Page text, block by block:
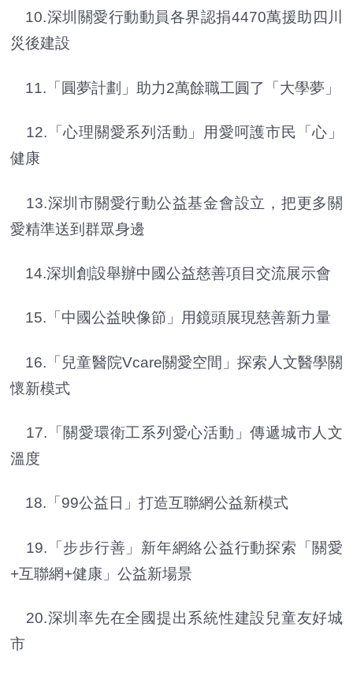
10.深圳關愛行動動員各界認捐4470萬援助四川
災後建設
11.「圓夢計劃」助力2萬餘職工圓了「大學夢」
12.「心理關愛系列活動」用愛呵護市民「心」
健康
13.深圳市關愛行動公益基金會設立，把更多關
愛精準送到群眾身邊
14.深圳創設舉辦中國公益慈善項目交流展示會
15.「中國公益映像節」用鏡頭展現慈善新力量
16.「兒童醫院Vcare關愛空間」探索人文醫學關
懷新模式
17.「關愛環衛工系列愛心活動」傳遞城市人文
溫度
18.「99公益日」打造互聯網公益新模式
19.「步步行善」新年網絡公益行動探索「關愛
+互聯網+健康」公益新場景
20.深圳率先在全國提出系統性建設兒童友好城
市